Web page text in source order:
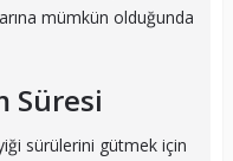
mümkün olduğunda
Süresi
sürülerini gütmek için